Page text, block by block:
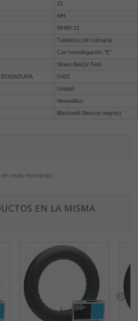
21
MH
MH90-21
Tubeless (sin cámara)
Con homologación "E"
Street Bias|V-Twin
RODADURA
D402
Unidad
Neumático
Blackwall (flancos negros)
este momento.
EN LA MISMA